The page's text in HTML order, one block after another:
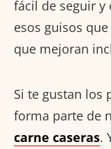
fácil de seguir y
esos guisos
que mejoran
Si te gustan los
forma parte de
carne caseras.